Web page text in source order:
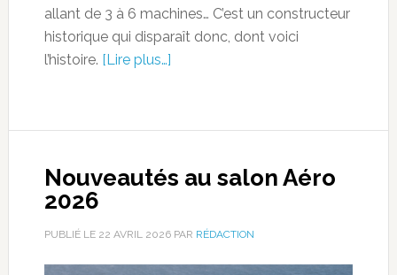
allant de 3 à 6 machines… C’est un constructeur
historique qui disparaît donc, dont voici
l’histoire. [Lire plus…]
Nouveautés au salon Aéro
2026
PUBLIÉ LE 22 AVRIL 2026PAR RÉDACTION